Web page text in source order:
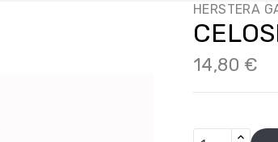
HERSTERA
14,80 €